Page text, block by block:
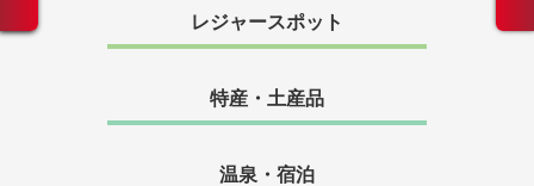
レジャースポット
特産・土産品
温泉・宿泊